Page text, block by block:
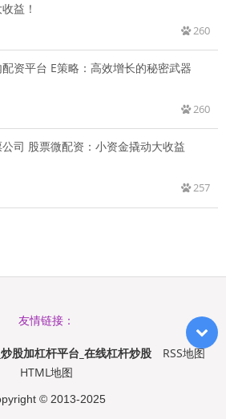
益！
260
资平台 E策略：高效增长的秘密武器
260
公司 股票微配资：小资金撬动大收益
257
友情链接：
股加杠杆平台_在线杠杆炒股
RSS地图
HTML地图
© 2013-2025